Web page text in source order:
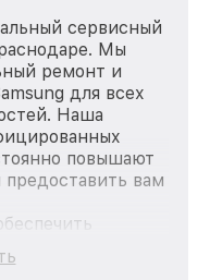
сервисный
Мы
ремонт и
для всех
Наша
повышают
вам
для
Samsung,